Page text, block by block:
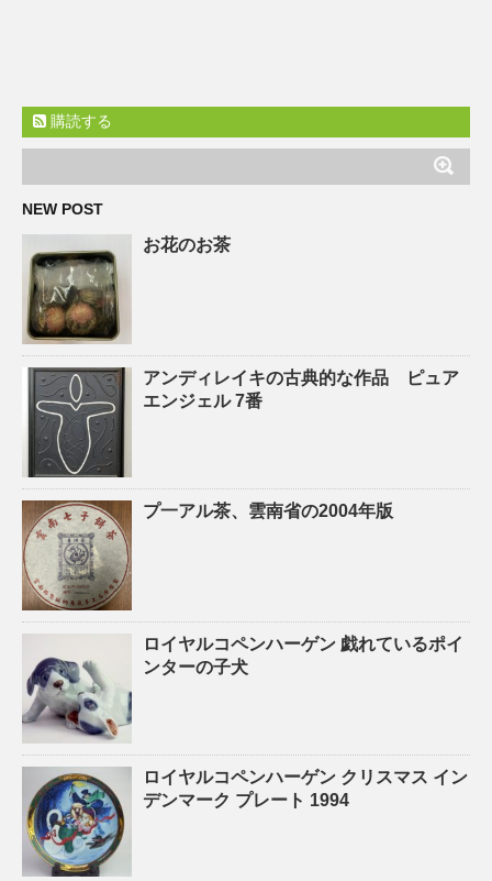
購読する
NEW POST
お花のお茶
アンディレイキの古典的な作品 ピュア
エンジェル 7番
プ一アル茶、雲南省の2004年版
ロイヤルコペンハーゲン 戯れているポイ
ンターの子犬
ロイヤルコペンハーゲン クリスマス イン
デンマーク プレート 1994